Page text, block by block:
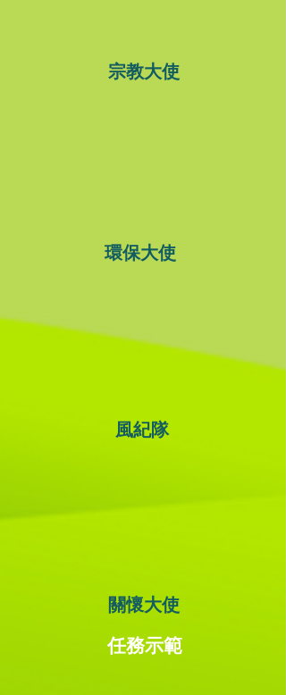
宗教大使
環保大使
風紀隊
關懷大使
任務示範